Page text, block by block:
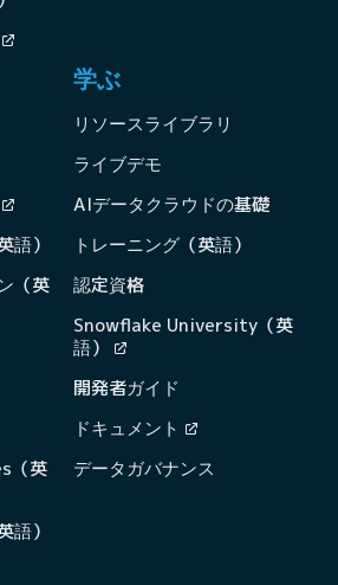
語）
（英
（英
語）
学ぶ
リソースライブラリ
ライブデモ
AIデータクラウドの基礎
トレーニング（英語）
認定資格
Snowflake University（英
語）
開発者ガイド
ドキュメント
データガバナンス